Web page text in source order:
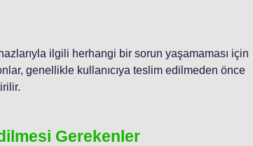
ilgili herhangi bir sorun yaşamaması için
genellikle kullanıcıya teslim edilmeden önce
Gerekenler